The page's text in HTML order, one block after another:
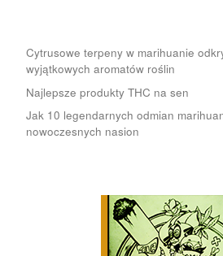
Cytrusowe terpeny w marihuanie
wyjątkowych aromatów roślin
Najlepsze produkty THC na sen
Jak 10 legendarnych odmian
nowoczesnych nasion